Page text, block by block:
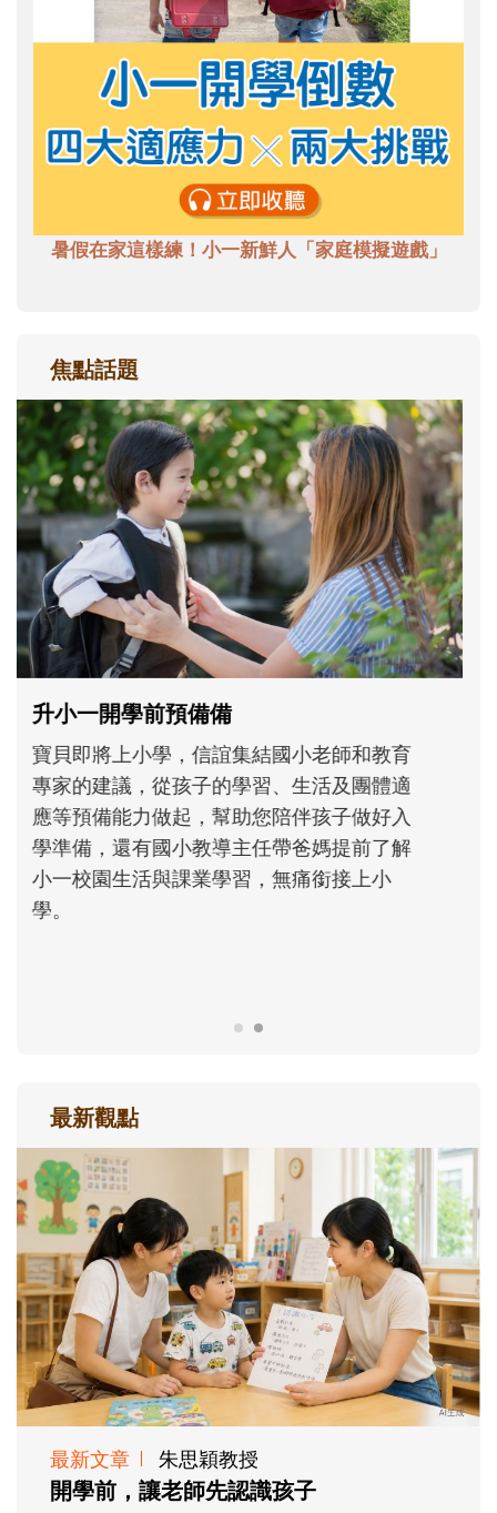
暑假在家這樣練！小一新鮮人「家庭模擬遊戲」
焦點話題
和孩子一起長大的那個男人│讀懂父親的
不同模樣
沒有人天生就擅長當爸爸！男人總是在一次
次「前所未有」的體驗中，跟著孩子一起長
大。從給予安全感的肢體遊戲，到獨立自
主、角色認同及解決問題的能力養成。爸爸
正嘗試用不同的模樣，參與孩子每個重要的
最新觀點
最新文章 朱思穎教授
開學前，讓老師先認識孩子